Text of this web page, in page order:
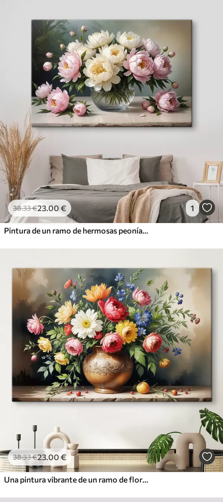
38.33€23.00 € 1
Pintura de un ramo de hermosas peonías blancas y rosas en un jarrón de vidrio sobre una mesa de madera
38.33€23.00 €
Una pintura vibrante de un ramo de flores coloridas que incluye rosas rojas, narcisos amarillos y margaritas blancas.